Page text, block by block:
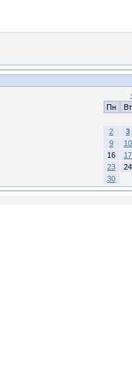
Пн
Вт
2
3
9
10
16
17
23
24
30